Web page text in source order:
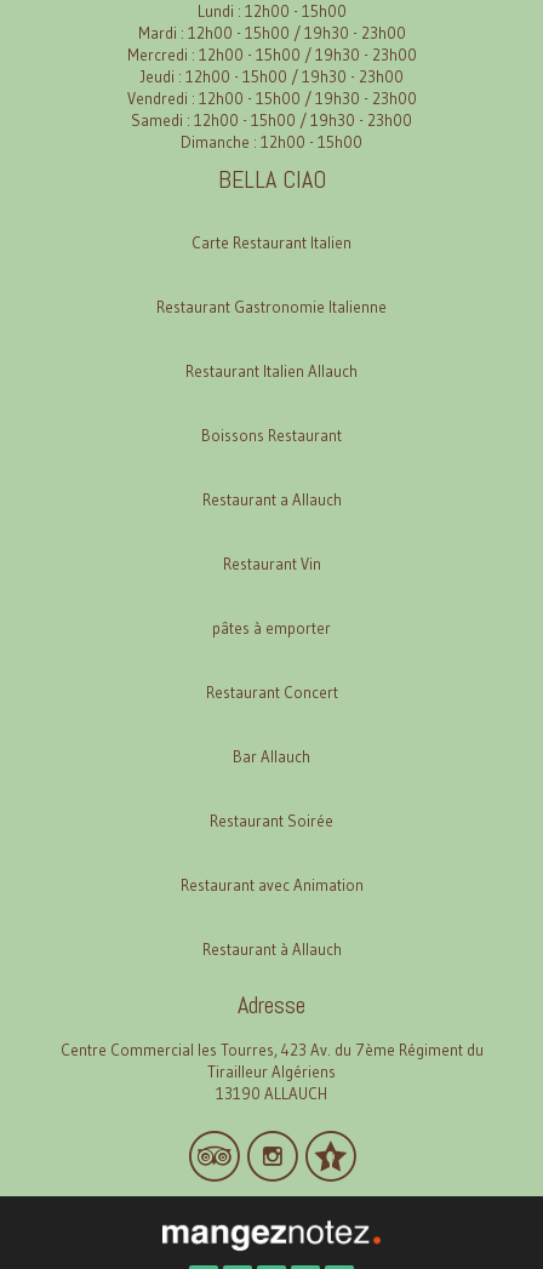
Lundi : 12h00 - 15h00
Mardi : 12h00 - 15h00 / 19h30 - 23h00
Mercredi : 12h00 - 15h00 / 19h30 - 23h00
Jeudi : 12h00 - 15h00 / 19h30 - 23h00
Vendredi : 12h00 - 15h00 / 19h30 - 23h00
Samedi : 12h00 - 15h00 / 19h30 - 23h00
Dimanche : 12h00 - 15h00
BELLA CIAO
Carte Restaurant Italien
Restaurant Gastronomie Italienne
Restaurant Italien Allauch
Boissons Restaurant
Restaurant a Allauch
Restaurant Vin
pâtes à emporter
Restaurant Concert
Bar Allauch
Restaurant Soirée
Restaurant avec Animation
Restaurant à Allauch
Adresse
Centre Commercial les Tourres, 423 Av. du 7ème Régiment du
Tirailleur Algériens
13190 ALLAUCH